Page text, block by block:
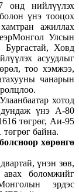
онд нийлүүлэх
үнэ тооцох
ажиллах
Улсын
Ховд
асуудлыг
тоо хэмжээ,
чанарын
хотод
үнэ А-80
төгрөг, Аи-95
төгрөг байна.
хөрөнгө
үнэн зөв,
авах боломжийг
эрдэс